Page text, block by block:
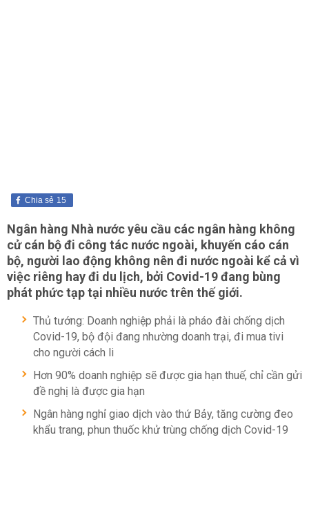
15
Chia sẻ
Ngân hàng Nhà nước yêu cầu các ngân hàng không
cử cán bộ đi công tác nước ngoài, khuyến cáo cán
bộ, người lao động không nên đi nước ngoài kể cả vì
việc riêng hay đi du lịch, bởi Covid-19 đang bùng
phát phức tạp tại nhiều nước trên thế giới.
Thủ tướng: Doanh nghiệp phải là pháo đài chống dịch
Covid-19, bộ đội đang nhường doanh trại, đi mua tivi
cho người cách li
Hơn 90% doanh nghiệp sẽ được gia hạn thuế, chỉ cần gửi
đề nghị là được gia hạn
Ngân hàng nghỉ giao dịch vào thứ Bảy, tăng cường đeo
khẩu trang, phun thuốc khử trùng chống dịch Covid-19